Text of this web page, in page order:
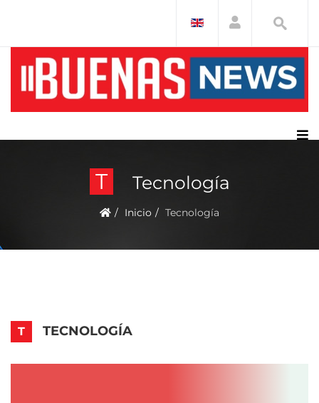
T Tecnología
Inicio Tecnología
T TECNOLOGÍA